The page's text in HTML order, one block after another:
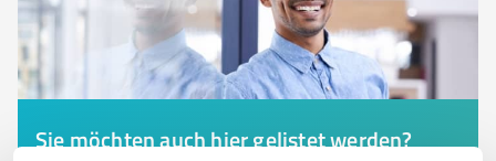
Sie möchten auch hier gelistet werden?